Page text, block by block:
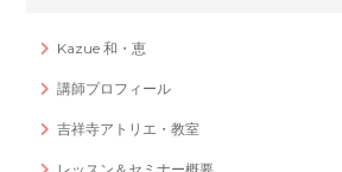
Kazue 和・恵
講師プロフィール
吉祥寺アトリエ・教室